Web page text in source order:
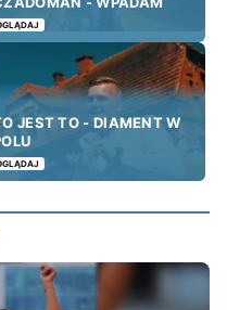
JEST TO - DIAMENT W